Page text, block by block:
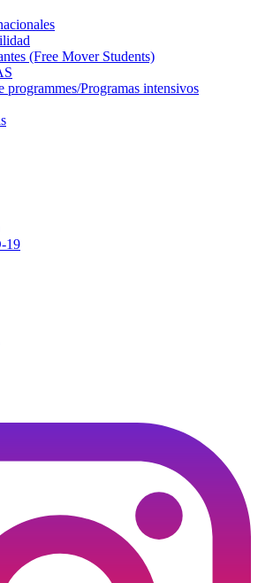
(Free Mover Students)
programmes/Programas intensivos
19